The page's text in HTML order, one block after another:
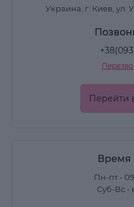
Украина, г. Киев, ул.
Перейти
Время
Пн-пт -
Суб-Вс -